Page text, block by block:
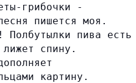
грибочки -
пишется моя.
Полбутылки пива есть
спину.
картину.